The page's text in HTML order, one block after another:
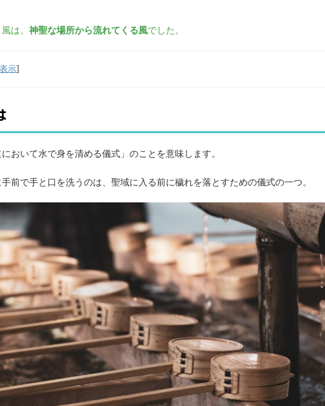
は、 神聖な場所から流れてくる風でした。
表示]
おいて水で身を清める儀式」のことを意味します。
前で手と口を洗うのは、聖域に入る前に穢れを落とすための儀式の一つ。